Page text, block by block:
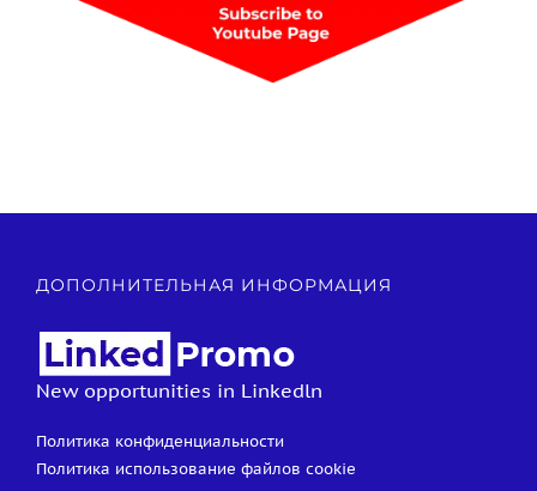
ДОПОЛНИТЕЛЬНАЯ ИНФОРМАЦИЯ
New opportunities in Linkedln
Политика конфиденциальности
Политика использование файлов cookie